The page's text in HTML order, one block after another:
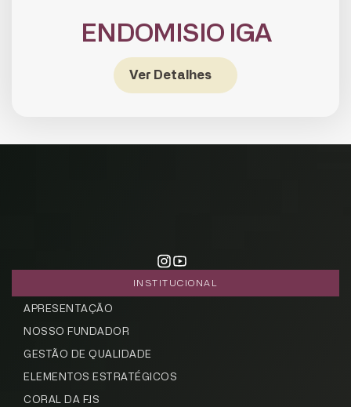
ENDOMISIO IGA
Ver Detalhes
INSTITUCIONAL
APRESENTAÇÃO
NOSSO FUNDADOR
GESTÃO DE QUALIDADE
ELEMENTOS ESTRATÉGICOS
CORAL DA FJS
Silveira em seu e-mail.